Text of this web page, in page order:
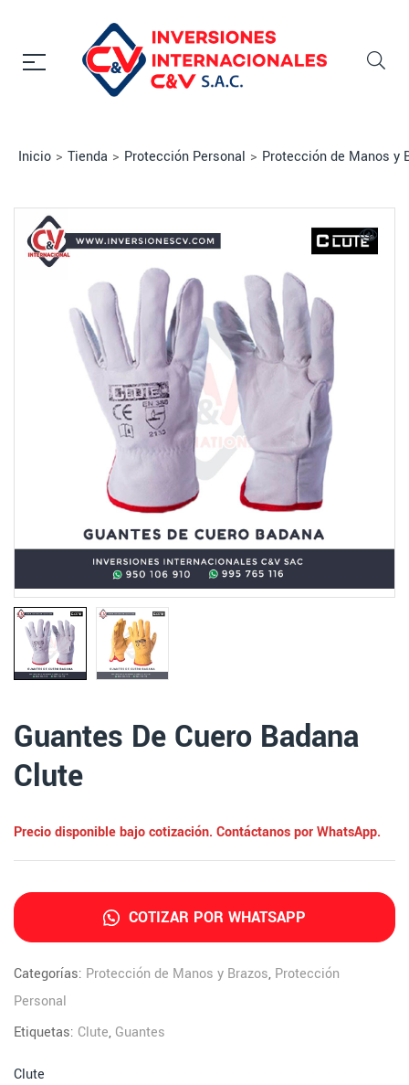
Inicio > Tienda > Protección Personal > Protección de Manos y
Guantes De Cuero Badana
Clute
Precio disponible bajo cotización. Contáctanos por WhatsApp.
COTIZAR POR WHATSAPP
Categorías: Protección de Manos y Brazos, Protección
Personal
Etiquetas: Clute, Guantes
Clute